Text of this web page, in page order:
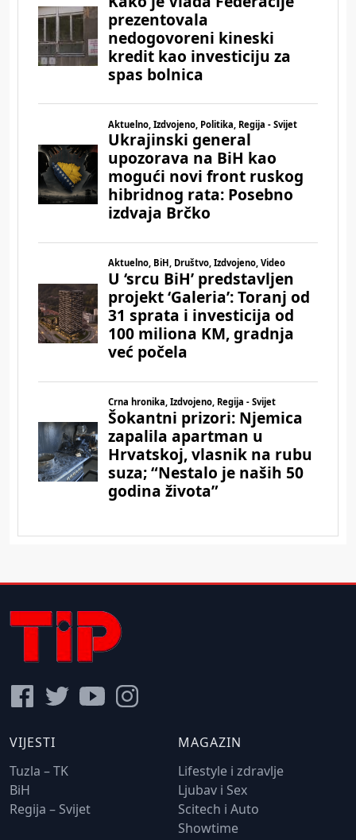
VIJESTI
Tuzla – TK
BiH
Regija – Svijet
MAGAZIN
Lifestyle i zdravlje
Ljubav i Sex
Scitech i Auto
Showtime